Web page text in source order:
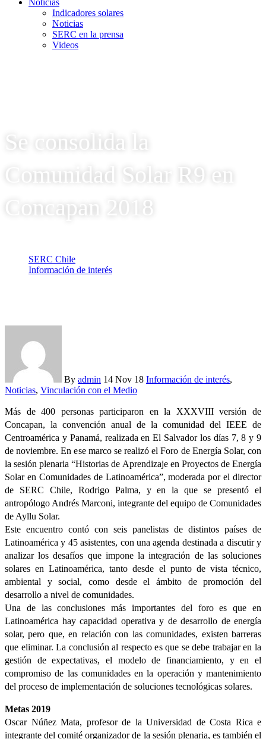
Noticias
Indicadores solares
Noticias
SERC en la prensa
Videos
Se consolida la
Comunidad Solar R9 en
Concapan 2018
SERC Chile
Información de interés
By admin 14 Nov 18 Información de interés,
Noticias, Vinculación con el Medio
Más de 400 personas participaron en la XXXVIII versión de
Concapan, la convención anual de la comunidad del IEEE de
Centroamérica y Panamá, realizada en El Salvador los días 7, 8 y 9
de noviembre. En ese marco se realizó el Foro de Energía Solar, con
la sesión plenaria “Historias de Aprendizaje en Proyectos de Energía
Solar en Comunidades de Latinoamérica”, moderada por el director
de SERC Chile, Rodrigo Palma, y en la que se presentó el
antropólogo Andrés Marconi, integrante del equipo de Comunidades
de Ayllu Solar.
Este encuentro contó con seis panelistas de distintos países de
Latinoamérica y 45 asistentes, con una agenda destinada a discutir y
analizar los desafíos que impone la integración de las soluciones
solares en Latinoamérica, tanto desde el punto de vista técnico,
ambiental y social, como desde el ámbito de promoción del
desarrollo a nivel de comunidades.
Una de las conclusiones más importantes del foro es que en
Latinoamérica hay capacidad operativa y de desarrollo de energía
solar, pero que, en relación con las comunidades, existen barreras
que eliminar. La conclusión al respecto es que se debe trabajar en la
gestión de expectativas, el modelo de financiamiento, y en el
compromiso de las comunidades en la operación y mantenimiento
del proceso de implementación de soluciones tecnológicas solares.
Metas 2019
Oscar Núñez Mata, profesor de la Universidad de Costa Rica e
integrante del comité organizador de la sesión plenaria, es también el